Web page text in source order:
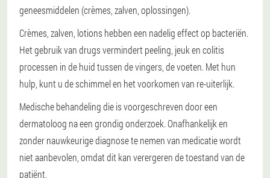
geneesmiddelen (crèmes, zalven, oplossingen).
Crèmes, zalven, lotions hebben een nadelig effect op bacteriën.
Het gebruik van drugs vermindert peeling, jeuk en colitis
processen in de huid tussen de vingers, de voeten. Met hun
hulp, kunt u de schimmel en het voorkomen van re-uiterlijk.
Medische behandeling die is voorgeschreven door een
dermatoloog na een grondig onderzoek. Onafhankelijk en
zonder nauwkeurige diagnose te nemen van medicatie wordt
niet aanbevolen, omdat dit kan verergeren de toestand van de
patiënt.